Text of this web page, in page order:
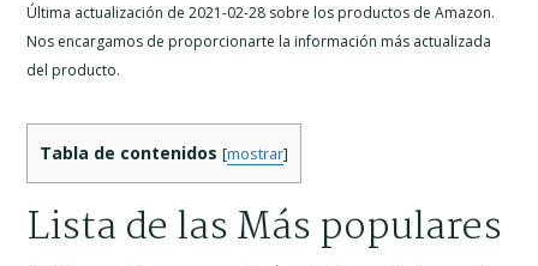
Última actualización de 2021-02-28 sobre los productos de Amazon.
Nos encargamos de proporcionarte la información más actualizada
del producto.
Tabla de contenidos [mostrar]
Lista de las Más populares